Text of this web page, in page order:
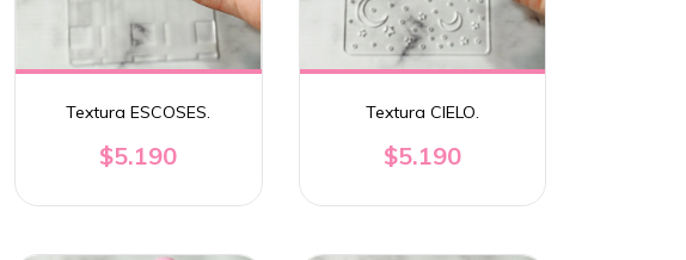
Textura ESCOSES.
$5.190
Textura CIELO.
$5.190